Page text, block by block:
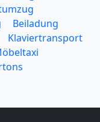
Beiladung
Klaviertransport